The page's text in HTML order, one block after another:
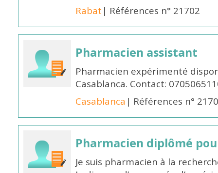
Rabat | Références n° 21702
Pharmacien assistant
Pharmacien expérimenté
Casablanca. Contact:
Casablanca | Références n°
Pharmacien diplômé
Je suis pharmacien à la